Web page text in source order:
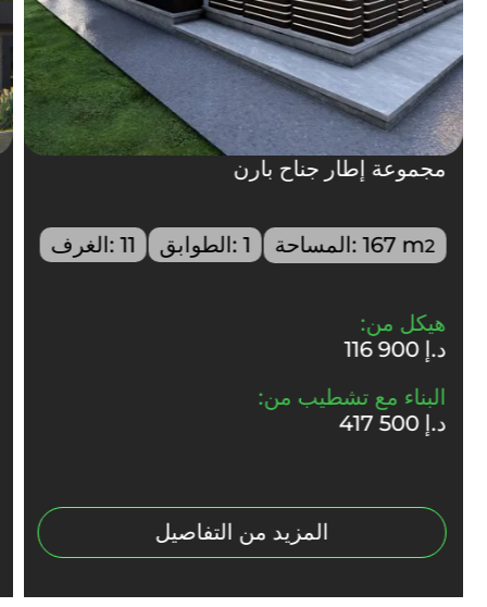
مجموعة إطار جناح بارن
المساحة:167 m2 الطوابق:1 الغرف:11
هيكل من:
116 900 د.إ
البناء مع تشطيب من:
417 500 د.إ
المزيد من التفاصيل